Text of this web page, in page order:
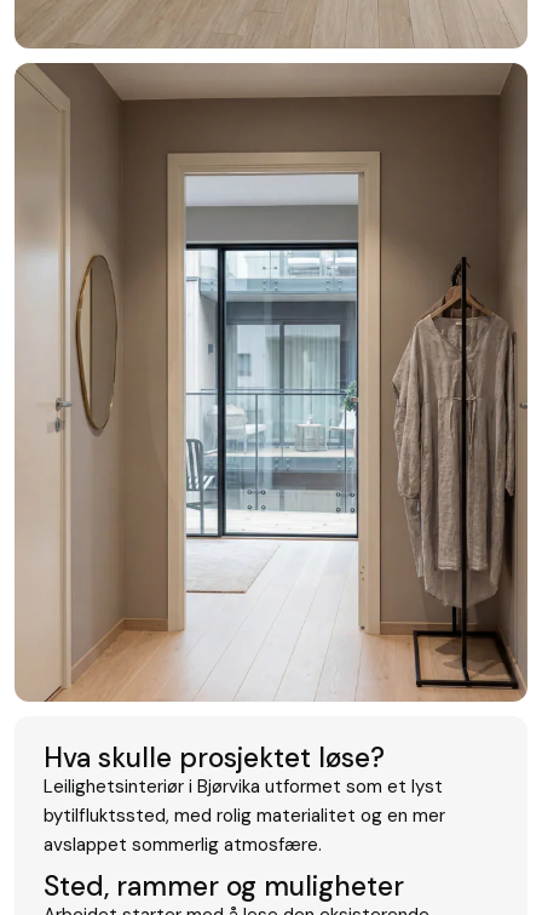
Hva skulle prosjektet løse?
Leilighetsinteriør i Bjørvika utformet som et lyst
bytilfluktssted, med rolig materialitet og en mer
avslappet sommerlig atmosfære.
Sted, rammer og muligheter